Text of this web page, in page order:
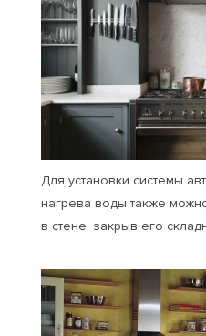
Для установки системы
нагрева воды также
в стене, закрыв его